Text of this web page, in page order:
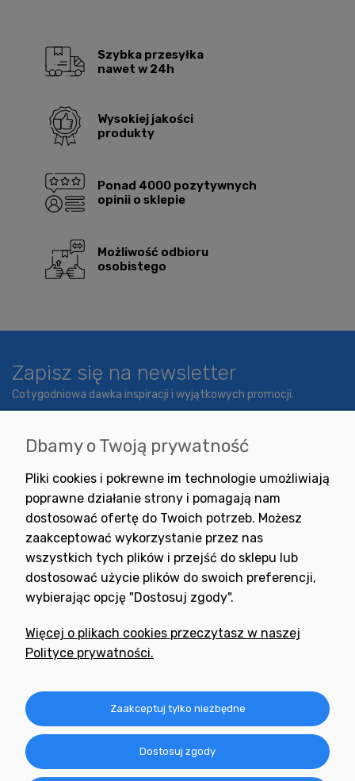
Szybka przesyłka
nawet w 24h
Wysokiej jakości
produkty
Ponad 4000 pozytywnych
opinii o sklepie
Możliwość odbioru
osobistego
Zapisz się na newsletter
Cotygodniowa dawka inspiracji i wyjątkowych promocji.
Wyrażam zgodę na otrzymywanie newslettera z inspiracjami,
nowościami i promocjami.
Potrzebujesz pomocy
+48 791 806 804
Informacje
Obsługa zamówień
Dbamy o Twoją prywatność
Pliki cookies i pokrewne im technologie umożliwiają
poprawne działanie strony i pomagają nam
dostosować ofertę do Twoich potrzeb. Możesz
zaakceptować wykorzystanie przez nas
wszystkich tych plików i przejść do sklepu lub
dostosować użycie plików do swoich preferencji,
wybierając opcję "Dostosuj zgody".
Więcej o plikach cookies przeczytasz w naszej
Polityce prywatności.
Zaakceptuj tylko niezbędne
Dostosuj zgody